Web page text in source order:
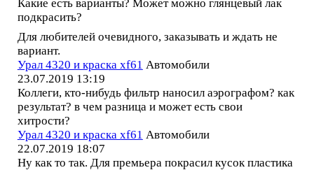
Какие есть варианты? Может можно глянцевый лак
подкрасить?
Для любителей очевидного, заказывать и ждать не
вариант.
Урал 4320 и краска xf61 Автомобили
23.07.2019 13:19
Коллеги, кто-нибудь фильтр наносил аэрографом? как
результат? в чем разница и может есть свои
хитрости?
Урал 4320 и краска xf61 Автомобили
22.07.2019 18:07
Ну как то так. Для премьера покрасил кусок пластика